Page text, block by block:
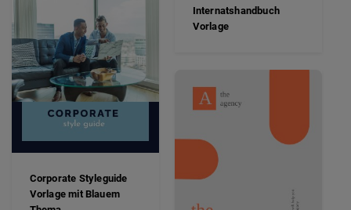
Internatshandbuch
Vorlage
Corporate Styleguide
Vorlage mit Blauem